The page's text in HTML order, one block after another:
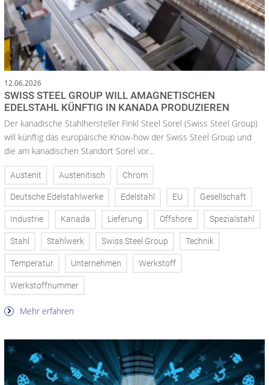
12.06.2026
SWISS STEEL GROUP WILL AMAGNETISCHEN
EDELSTAHL KÜNFTIG IN KANADA PRODUZIEREN
Der kanadische Stahlhersteller Finkl Steel Sorel (Swiss Steel Group)
will künftig das europäische Know-how der Swiss Steel Group und
die am kanadischen Standort Sorel vor...
Austenit Austenitisch Chrom
Deutsche Edelstahlwerke Edelstahl EU Gesellschaft
Industrie Kanada Lieferung Offshore Spezialstahl
Stahl Stahlwerk Swiss Steel Group Technik
Temperatur Unternehmen Werkstoff
Werkstoffnummer
Mehr erfahren